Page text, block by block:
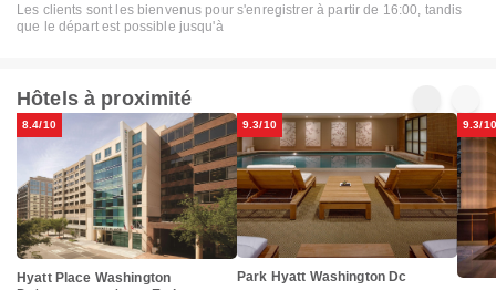
Les clients sont les bienvenus pour s'enregistrer à partir de 16:00, tandis
que le départ est possible jusqu'à
Hôtels à proximité
8.4/10
Hyatt Place Washington
9.3/10
Park Hyatt Washington Dc
9.3/10